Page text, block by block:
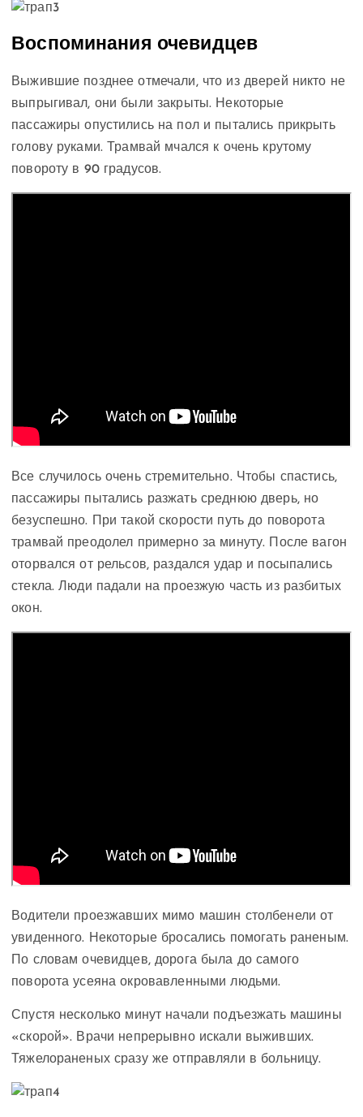
Воспоминания очевидцев
Выжившие позднее отмечали, что из дверей никто не
выпрыгивал, они были закрыты. Некоторые
пассажиры опустились на пол и пытались прикрыть
голову руками. Трамвай мчался к очень крутому
повороту в 90 градусов.
Все случилось очень стремительно. Чтобы спастись,
пассажиры пытались разжать среднюю дверь, но
безуспешно. При такой скорости путь до поворота
трамвай преодолел примерно за минуту. После вагон
оторвался от рельсов, раздался удар и посыпались
стекла. Люди падали на проезжую часть из разбитых
окон.
Водители проезжавших мимо машин столбенели от
увиденного. Некоторые бросались помогать раненым.
По словам очевидцев, дорога была до самого
поворота усеяна окровавленными людьми.
Спустя несколько минут начали подъезжать машины
«скорой». Врачи непрерывно искали выживших.
Тяжелораненых сразу же отправляли в больницу.